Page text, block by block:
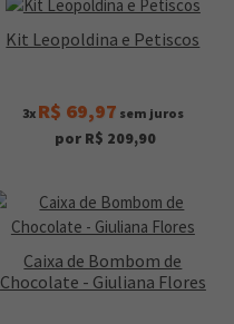
Kit Leopoldina e Petiscos
3x R$ 69,97 sem juros
por R$ 209,90
Caixa de Bombom de
Chocolate - Giuliana Flores